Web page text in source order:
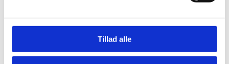
Tillad alle
Den er en essentiel del i hushandlen og lægger til grund
for ejerskifteforsikringen, sammen med el-rapporten. Vi
arbejder som bygningssagkyndig i Odense og på resten af